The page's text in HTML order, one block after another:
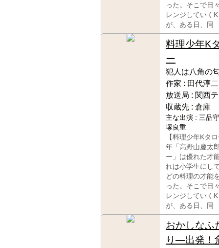
った。そこで日
レンジしていく
が、ある日、同
料理少年K
ー
犯人は八角の
作家 : 田代淳二
放送局 : 関西
収蔵先 : 倉庫
主な出演 : 三品
塚良重
【料理少年Kタ
年「高野山慶太
ー」は優れた才
れは小学生にし
どの料理の才能
った。そこで日
レンジしていく
が、ある日、同
おかしなふ
り―出発！